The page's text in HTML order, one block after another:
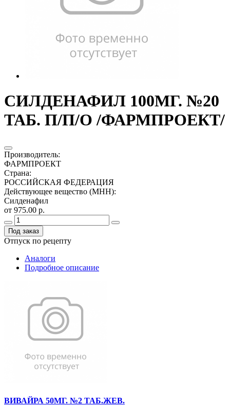
СИЛДЕНАФИЛ 100МГ. №20
ТАБ. П/П/О /ФАРМПРОЕКТ/
Производитель:
ФАРМПРОЕКТ
Страна:
РОССИЙСКАЯ ФЕДЕРАЦИЯ
Действующее вещество (МНН):
Силденафил
от 975.00 р.
Под заказ
Отпуск по рецепту
Аналоги
Подробное описание
ВИВАЙРА 50МГ. №2 ТАБ.ЖЕВ.